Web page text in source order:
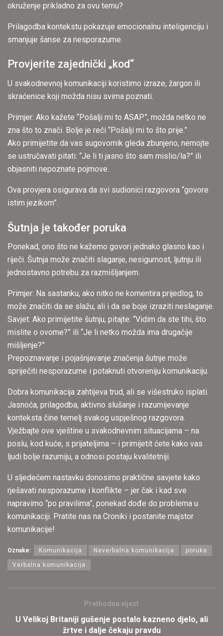
okruženje prikladno za ovu temu?
Prilagodba kontekstu pokazuje emocionalnu inteligenciju i
smanjuje šanse za nesporazume.
Provjerite zajednički „kod“
U svakodnevnoj komunikaciji koristimo izraze, žargon ili
skraćenice koji možda nisu svima poznati.
Primjer: Ako kažete “Pošalji mi to ASAP”, možda netko ne
zna što to znači. Bolje je reći “Pošalji mi to što prije.”
Ako primijetite da vas sugovornik gleda zbunjeno, nemojte
se ustručavati pitati: “Je li ti jasno što sam mislio/la?” ili
objasniti nepoznate pojmove.
Ova provjera osigurava da svi sudionici razgovora “govore
istim jezikom”.
Šutnja je također poruka
Ponekad, ono što ne kažemo govori jednako glasno kao i
riječi. Šutnja može značiti slaganje, nesigurnost, ljutnju ili
jednostavno potrebu za razmišljanjem.
Primjer: Na sastanku, ako nitko ne komentira prijedlog, to
može značiti da se slažu, ali i da se boje izraziti neslaganje.
Savjet: Ako primijetite šutnju, pitajte: “Vidim da ste tihi, što
mislite o ovome?” ili “Je li netko možda ima drugačije
mišljenje?”
Prepoznavanje i pojašnjavanje značenja šutnje može
spriječiti nesporazume i potaknuti otvoreniju komunikaciju.
Dobra komunikacija zahtijeva trud, ali se višestruko isplati.
Jasnoća, prilagodba, aktivno slušanje i razumijevanje
konteksta čine temelj svakog uspješnog razgovora.
Vježbajte ove vještine u svakodnevnim situacijama – na
poslu, kod kuće, s prijateljima – i primijetit ćete kako vas
ljudi bolje razumiju, a odnosi postaju kvalitetniji.
U sljedećem nastavku donosimo praktične savjete kako
rješavati nesporazume i konflikte – jer čak i kad sve
napravimo “po pravilima”, ponekad dođe do problema u
komunikaciji. Pratite nas na Croniki i postanite majstor
komunikacije!
Oznake: Komunikacija Neverbalna komunikacija poruka
Verbalna komunikacija
Prethodna vijest
U Velikoj Britaniji gušenje postalo kazneno djelo, ali
žrtve i dalje čekaju pravdu